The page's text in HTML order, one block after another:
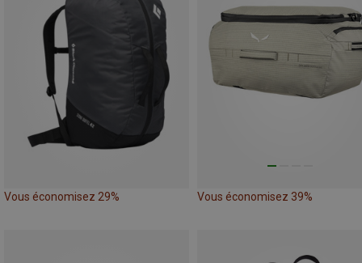
Vous économisez 29% Vous économisez 39%